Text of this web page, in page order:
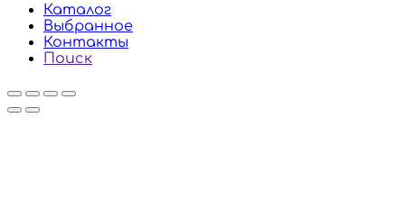
Каталог
Выбранное
Контакты
Поиск